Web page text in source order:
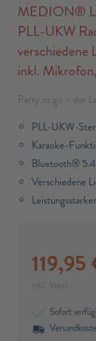
MEDION®
PLL-UKW
verschiedene
inkl.
Party to go – der
PLL-UKW-
Karaoke-
Bluetooth®
Verschiedene
119,95
inkl. Mwst.
Sofort